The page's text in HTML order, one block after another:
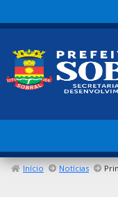
Início Notícias